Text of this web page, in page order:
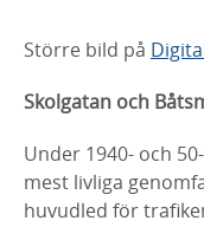
Större bild på
Skolgatan och
Under 1940- och
mest livliga
huvudled för